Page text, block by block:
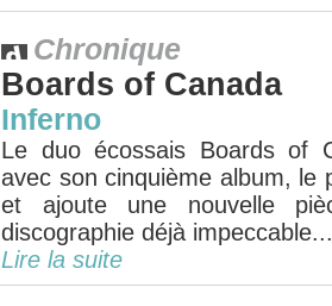
Chronique
Boards of Canada
Inferno
Le duo écossais Boards of
avec son cinquième album, le
et ajoute une nouvelle
discographie déjà
Lire la suite